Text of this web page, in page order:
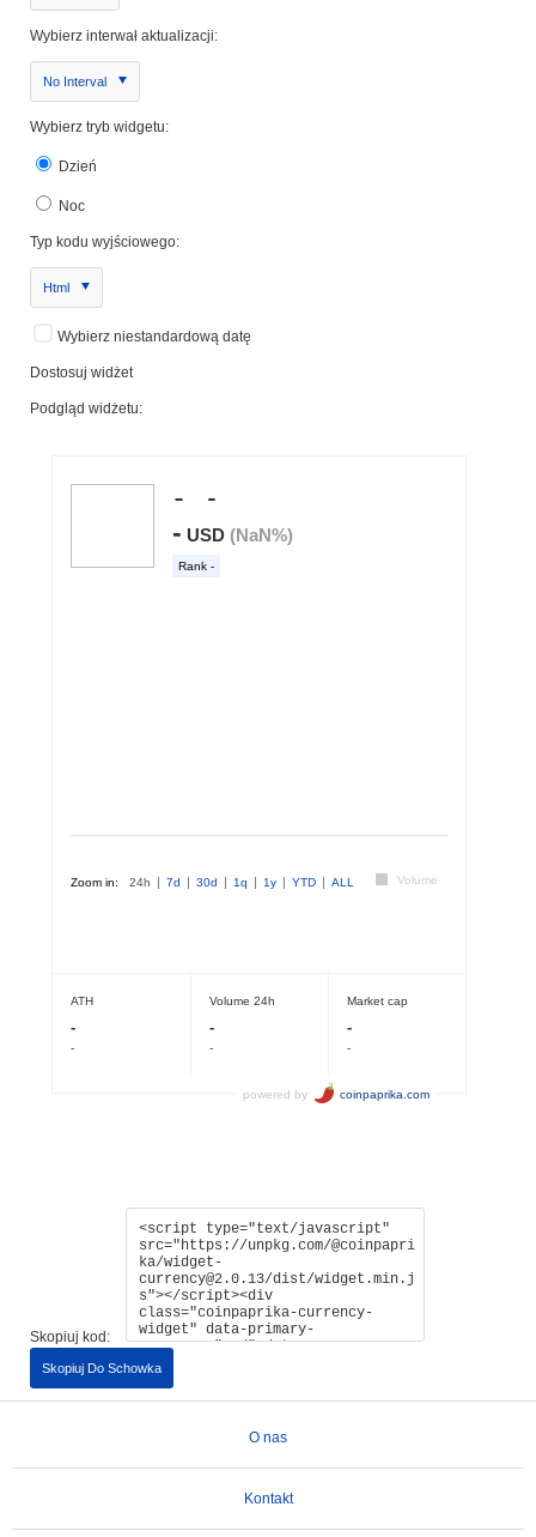
Wybierz interwał aktualizacji:
No Interval
Wybierz tryb widgetu:
Dzień
Noc
Typ kodu wyjściowego:
Html
Wybierz niestandardową datę
Dostosuj widżet
Podgląd widżetu:
Skopiuj kod:
Skopiuj Do Schowka
O nas
Kontakt